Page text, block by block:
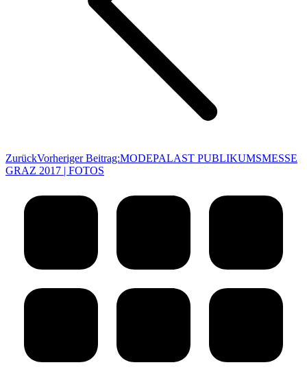
ZurückVorheriger Beitrag:MODEPALAST PUBLIKUMSMESSE
GRAZ 2017 | FOTOS